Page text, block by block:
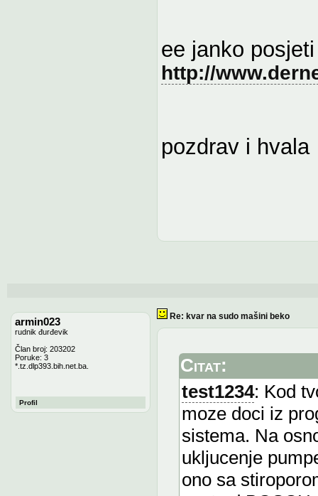
ee janko
http://
pozdrav i hvala
armin023
rudnik đurđevik
Član broj: 203202
Poruke: 3
*.tz.dlp393.bih.net.ba.
Profil
Re: kvar na sudo mašini beko
Citat:
test1234: Kod
moze doci iz
sistema. Na
ukljucenje
ono sa